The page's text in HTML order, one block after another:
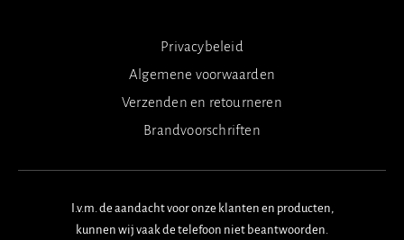
Privacybeleid
Algemene voorwaarden
Verzenden en retourneren
Brandvoorschriften
I.v.m. de aandacht voor onze klanten en producten,
kunnen wij vaak de telefoon niet beantwoorden.